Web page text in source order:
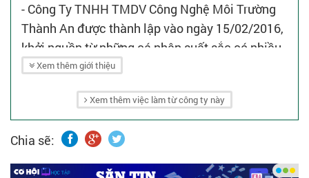
- Công Ty TNHH TMDV Công Nghệ Môi Trường
Thành An được thành lập vào ngày 15/02/2016,
khởi nguồn từ những cá nhân suất sắc có nhiều
năm kinh nghiệm lĩnh vực thiết kế và thi công
- Hiện nay, chúng tôi với đội ngũ kỹ sư trẻ, năng
động, sáng tạo và nhiệt huyết trong công việc,
luôn khao khát đem đến chất lượng dịch vụ tốt
nhất cho quý khách hàng trong lĩnh vực môi
Xem thêm giới thiệu
Xem thêm việc làm từ công ty này
Chia sẽ: